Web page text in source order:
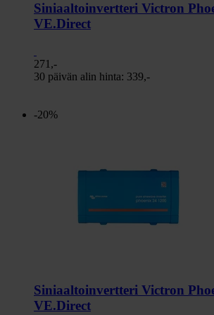
Siniaaltoinvertteri Victron
VE.Direct
271,-
30 päivän alin hinta: 339,-
-20%
Siniaaltoinvertteri Victron
VE.Direct